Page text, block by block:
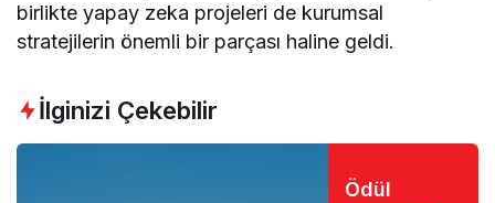
birlikte yapay zeka projeleri de kurumsal
stratejilerin önemli bir parçası haline geldi.
İlginizi Çekebilir
Ödül